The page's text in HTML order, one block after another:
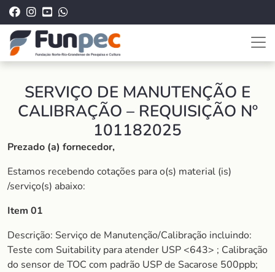
SERVIÇO DE MANUTENÇÃO E
CALIBRAÇÃO – REQUISIÇÃO Nº
101182025
Prezado (a) fornecedor,
Estamos recebendo cotações para o(s) material (is)
/serviço(s) abaixo:
Item 01
Descrição: Serviço de Manutenção/Calibração incluindo:
Teste com Suitability para atender USP <643> ; Calibração
do sensor de TOC com padrão USP de Sacarose 500ppb;